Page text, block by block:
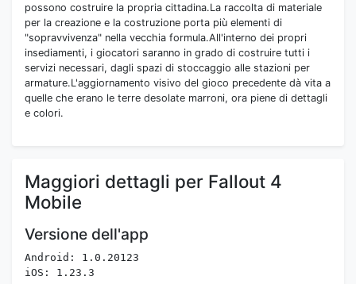
possono costruire la propria cittadina.La raccolta di materiale
per la creazione e la costruzione porta più elementi di
"sopravvivenza" nella vecchia formula.All'interno dei propri
insediamenti, i giocatori saranno in grado di costruire tutti i
servizi necessari, dagli spazi di stoccaggio alle stazioni per
armature.L'aggiornamento visivo del gioco precedente dà vita a
quelle che erano le terre desolate marroni, ora piene di dettagli
e colori.
Maggiori dettagli per Fallout 4
Mobile
Versione dell'app
Android: 1.0.20123
iOS: 1.23.3